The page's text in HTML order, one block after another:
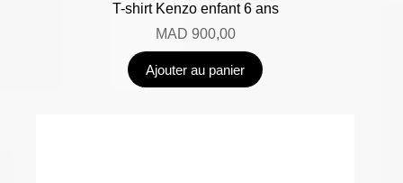
T-shirt Kenzo enfant 6 ans
MAD 900,00
Ajouter au panier